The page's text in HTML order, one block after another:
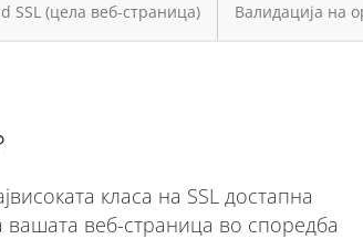
SSL (цела веб-страница) Валидација на
класа на SSL достапна
веб-страница во споредба